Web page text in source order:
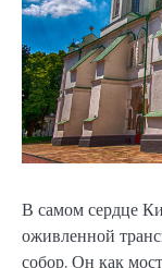
В самом сердце
оживленной
собор. Он как